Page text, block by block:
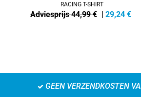
RACING T-SHIRT
Adviesprijs 44,99 € | 29,24 €
GEEN VERZENDKOSTEN